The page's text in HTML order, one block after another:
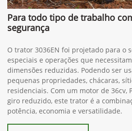
Para todo tipo de trabalho
segurança
O trator 3036EN foi projetado para o
especiais e operações que
dimensões reduzidas. Podendo ser
pequenas propriedades, chácaras,
residenciais. Com um motor de 36cv,
giro reduzido, este trator é a
potência, economia e versatilidade.